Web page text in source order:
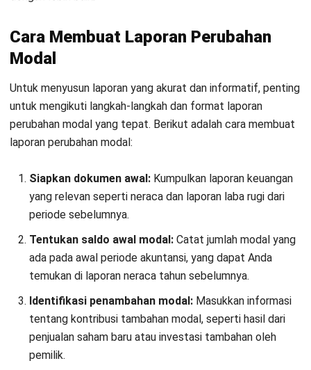
perubahan modal?
Faktor apa saja yang mempengaruhi
penyusunan laporan perubahan modal?
Kinan Eliana
Industries
Kinan telah berpengalaman selama 3 tahun di bidang
dan retail. Ia secara konsisten mengulas topik terkait
proses operasional bisnis manufaktur, manajemen
omnichannel, manajemen proyek, serta implementasi
teknologi digital untuk proses bisnis.
Jennifer Santoso CA, CFA, CPA